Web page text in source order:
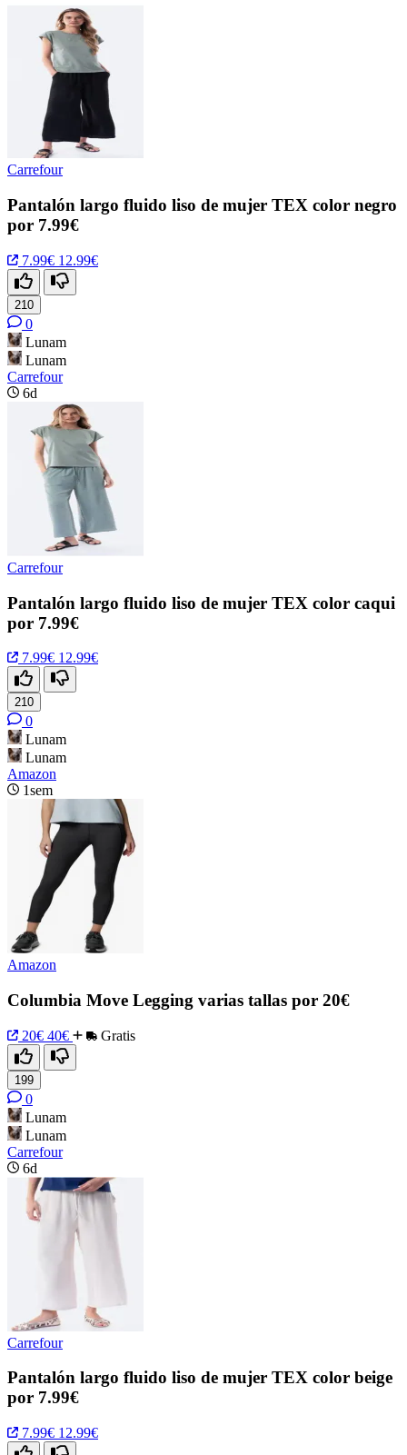
Carrefour
Pantalón largo fluido liso de mujer TEX color negro
por 7.99€
7.99€ 12.99€
210
0
Lunam
Lunam
Carrefour
6d
Carrefour
Pantalón largo fluido liso de mujer TEX color caqui
por 7.99€
7.99€ 12.99€
210
0
Lunam
Lunam
Amazon
1sem
Amazon
Columbia Move Legging varias tallas por 20€
20€ 40€ Gratis
199
0
Lunam
Lunam
Carrefour
6d
Carrefour
Pantalón largo fluido liso de mujer TEX color beige
por 7.99€
7.99€ 12.99€